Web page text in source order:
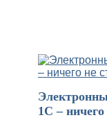
1С – ничего